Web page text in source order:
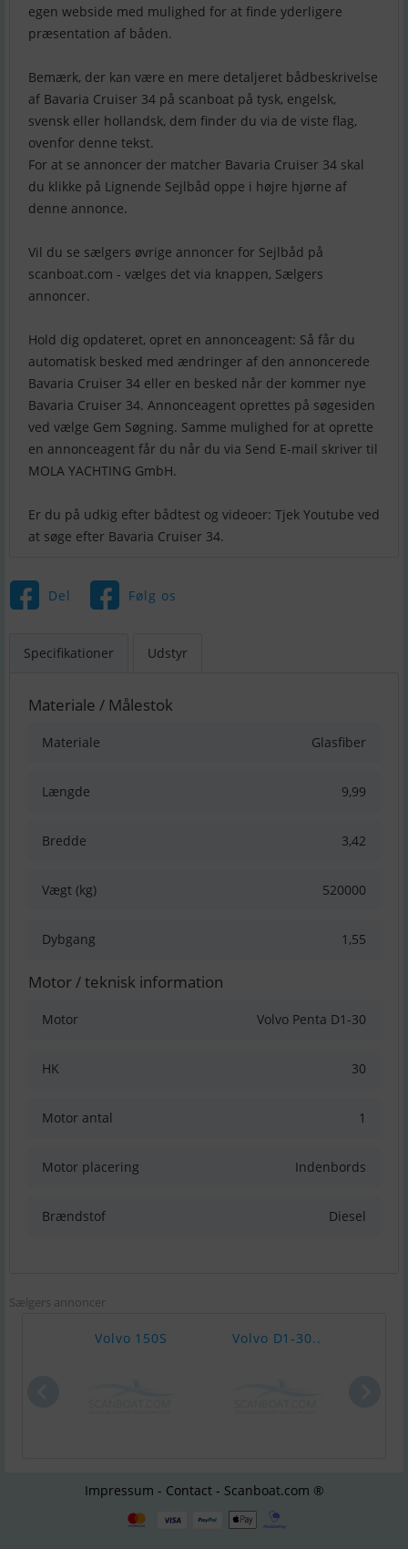
egen webside med mulighed for at finde yderligere
præsentation af båden.
Bemærk, der kan være en mere detaljeret bådbeskrivelse
af Bavaria Cruiser 34 på scanboat på tysk, engelsk,
svensk eller hollandsk, dem finder du via de viste flag,
ovenfor denne tekst.
For at se annoncer der matcher Bavaria Cruiser 34 skal
du klikke på Lignende Sejlbåd oppe i højre hjørne af
denne annonce.
Vil du se sælgers øvrige annoncer for Sejlbåd på
scanboat.com - vælges det via knappen, Sælgers
annoncer.
Hold dig opdateret, opret en annonceagent: Så får du
automatisk besked med ændringer af den annoncerede
Bavaria Cruiser 34 eller en besked når der kommer nye
Bavaria Cruiser 34. Annonceagent oprettes på søgesiden
ved vælge Gem Søgning. Samme mulighed for at oprette
en annonceagent får du når du via Send E-mail skriver til
MOLA YACHTING GmbH.
Er du på udkig efter bådtest og videoer: Tjek Youtube ved
Del Følg os
Specifikationer Udstyr
Materiale / Målestok
Materiale Glasfiber
Længde 9,99
Bredde 3,42
Vægt (kg) 520000
Dybgang 1,55
Motor / teknisk information
Motor Volvo Penta D1-30
HK 30
Motor antal 1
Motor placering Indenbords
Brændstof Diesel
Sælgers annoncer
Volvo 150S Volvo D1-30..
Impressum - Contact - Scanboat.com ®